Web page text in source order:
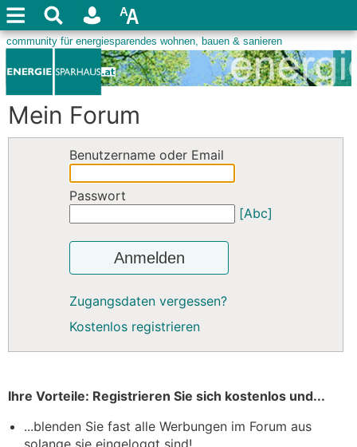
Mein Forum
Benutzername oder Email
Passwort
[Abc]
Anmelden
Zugangsdaten vergessen?
Kostenlos registrieren
Ihre Vorteile: Registrieren Sie sich kostenlos und...
...blenden Sie fast alle Werbungen im Forum aus
solange sie eingeloggt sind!